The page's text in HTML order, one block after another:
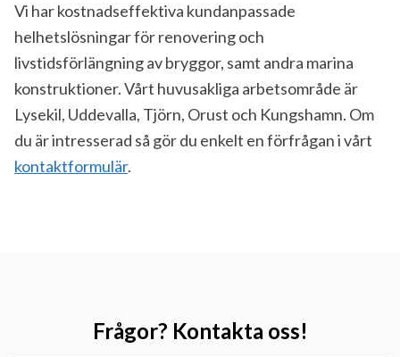
Vi har kostnadseffektiva kundanpassade
helhetslösningar för renovering och
livstidsförlängning av bryggor, samt andra marina
konstruktioner. Vårt huvusakliga arbetsområde är
Lysekil, Uddevalla, Tjörn, Orust och Kungshamn. Om
du är intresserad så gör du enkelt en förfrågan i vårt
kontaktformulär.
Frågor? Kontakta oss!